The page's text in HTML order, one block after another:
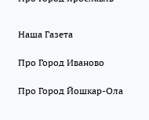
Наша Газета
Про Город Иваново
Про Город Йошкар-Ола